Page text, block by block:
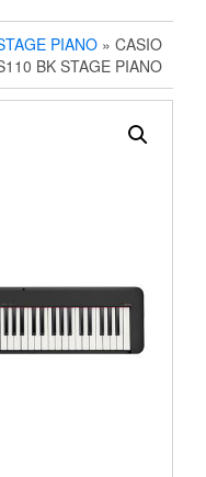
PIANO » CASIO
BK STAGE PIANO